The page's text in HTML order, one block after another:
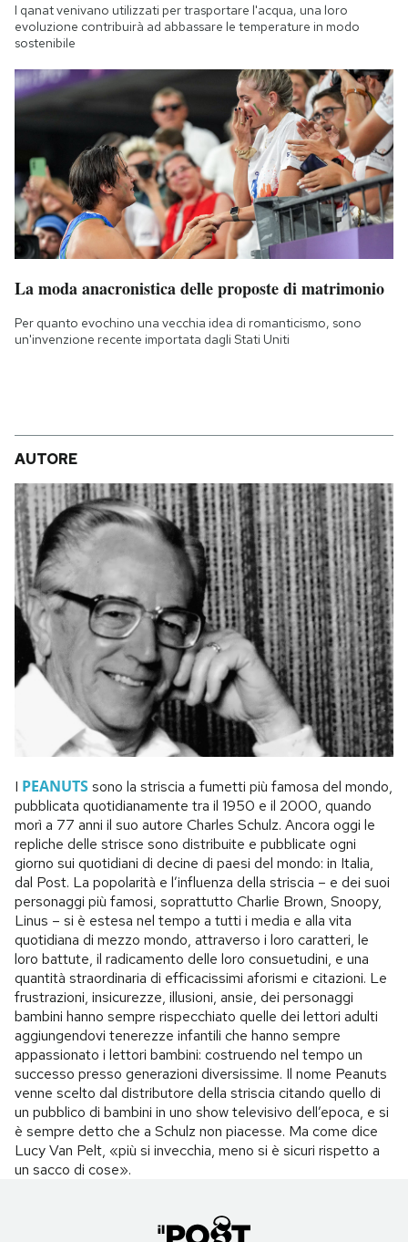
I qanat venivano utilizzati per trasportare l'acqua, una loro
evoluzione contribuirà ad abbassare le temperature in modo
sostenibile
La moda anacronistica delle proposte di matrimonio
Per quanto evochino una vecchia idea di romanticismo, sono
un'invenzione recente importata dagli Stati Uniti
AUTORE
I PEANUTSsono la striscia a fumetti più famosa del mondo,
pubblicata quotidianamente tra il 1950 e il 2000, quando
morì a 77 anni il suo autore Charles Schulz. Ancora oggi le
repliche delle strisce sono distribuite e pubblicate ogni
giorno sui quotidiani di decine di paesi del mondo: in Italia,
dal Post. La popolarità e l’influenza della striscia – e dei suoi
personaggi più famosi, soprattutto Charlie Brown, Snoopy,
Linus – si è estesa nel tempo a tutti i media e alla vita
quotidiana di mezzo mondo, attraverso i loro caratteri, le
loro battute, il radicamento delle loro consuetudini, e una
quantità straordinaria di efficacissimi aforismi e citazioni. Le
frustrazioni, insicurezze, illusioni, ansie, dei personaggi
bambini hanno sempre rispecchiato quelle dei lettori adulti
aggiungendovi tenerezze infantili che hanno sempre
appassionato i lettori bambini: costruendo nel tempo un
successo presso generazioni diversissime. Il nome Peanuts
venne scelto dal distributore della striscia citando quello di
un pubblico di bambini in uno show televisivo dell’epoca, e si
è sempre detto che a Schulz non piacesse. Ma come dice
Lucy Van Pelt, «più si invecchia, meno si è sicuri rispetto a
un sacco di cose».